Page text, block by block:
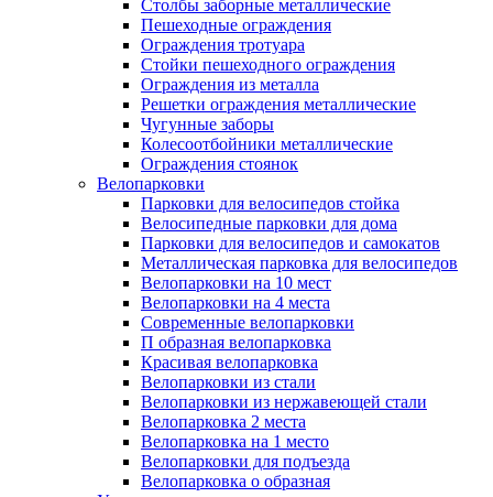
Столбы заборные металлические
Пешеходные ограждения
Ограждения тротуара
Стойки пешеходного ограждения
Ограждения из металла
Решетки ограждения металлические
Чугунные заборы
Колесоотбойники металлические
Ограждения стоянок
Велопарковки
Парковки для велосипедов стойка
Велосипедные парковки для дома
Парковки для велосипедов и самокатов
Металлическая парковка для велосипедов
Велопарковки на 10 мест
Велопарковки на 4 места
Современные велопарковки
П образная велопарковка
Красивая велопарковка
Велопарковки из стали
Велопарковки из нержавеющей стали
Велопарковка 2 места
Велопарковка на 1 место
Велопарковки для подъезда
Велопарковка о образная